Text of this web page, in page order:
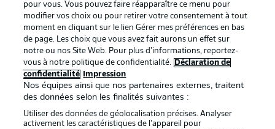
confidentialité
Travaux Contact
Impression Joueurs
pour vous. Vous pouvez faire réapparaître ce menu pour
modifier vos choix ou pour retirer votre consentement à tout
moment en cliquant sur le lien Gérer mes préférences en bas
de page. Les choix que vous avez fait aurons un effet sur
notre ou nos Site Web. Pour plus d’informations, reportez-
vous à notre politique de confidentialité.
Déclaration de
confidentialité
Impression
Nos équipes ainsi que nos partenaires externes, traitent
des données selon les finalités suivantes :
Utiliser des données de géolocalisation précises. Analyser
activement les caractéristiques de l’appareil pour